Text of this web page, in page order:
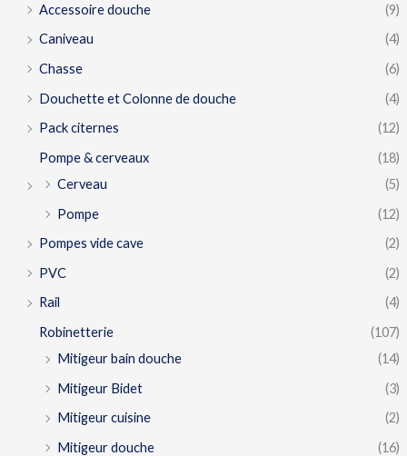
Accessoire douche
(9)
Caniveau
(4)
Chasse
(6)
Douchette et Colonne de douche
(4)
Pack citernes
(12)
Pompe & cerveaux
(18)
Cerveau
(5)
Pompe
(12)
Pompes vide cave
(2)
PVC
(2)
Rail
(4)
Robinetterie
(107)
Mitigeur bain douche
(14)
Mitigeur Bidet
(3)
Mitigeur cuisine
(2)
Mitigeur douche
(16)